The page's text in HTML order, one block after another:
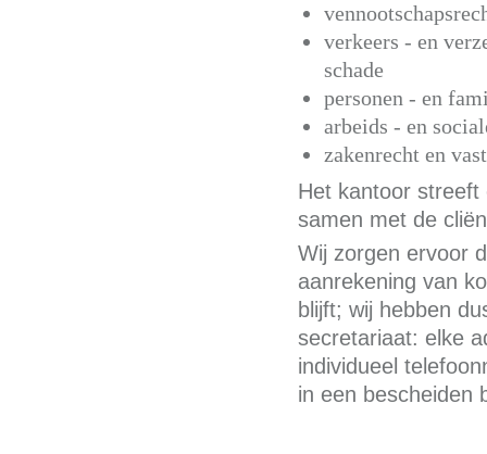
verkeers - en
schade
personen - en
arbeids - en
zakenrecht en
Het kantoor streeft
samen met de
Wij zorgen ervoor
aanrekening van
blijft; wij hebben
secretariaat: elke
individueel
in een bescheiden